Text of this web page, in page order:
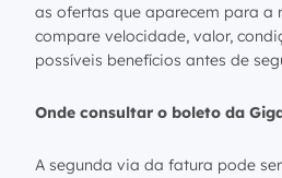
as ofertas que aparecem para a
compare velocidade, valor,
possíveis benefícios antes de
Onde consultar o boleto da
A segunda via da fatura pode